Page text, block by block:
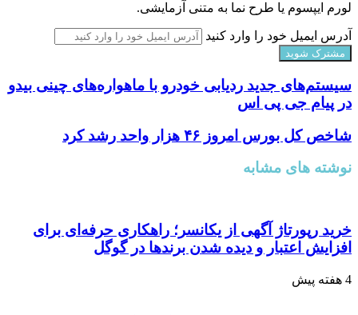
لورم ایپسوم یا طرح‌ نما به متنی آزمایشی.
آدرس ایمیل خود را وارد کنید
سیستم‌های جدید ردیابی خودرو با ماهواره‌های چینی بیدو
در پیام جی پی اس
شاخص کل بورس امروز ۴۶ هزار واحد رشد کرد
نوشته های مشابه
خرید رپورتاژ آگهی از یکانسر؛ راهکاری حرفه‌ای برای
افزایش اعتبار و دیده شدن برندها در گوگل
4 هفته پیش